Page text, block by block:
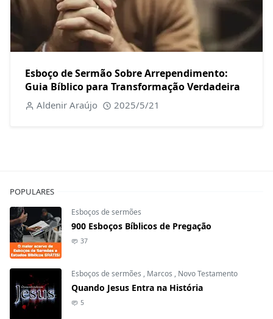
Esboço de Sermão Sobre Arrependimento:
Guia Bíblico para Transformação Verdadeira
Aldenir Araújo 2025/5/21
POPULARES
Esboços de sermões
900 Esboços Bíblicos de Pregação
37
Esboços de sermões , Marcos , Novo Testamento
Quando Jesus Entra na História
5